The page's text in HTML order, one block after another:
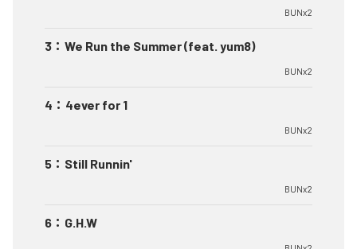
BUNx2
3 ： We Run the Summer (feat. yum8)
BUNx2
4 ： 4ever for 1
BUNx2
5 ： Still Runnin'
BUNx2
6 ： G.H.W